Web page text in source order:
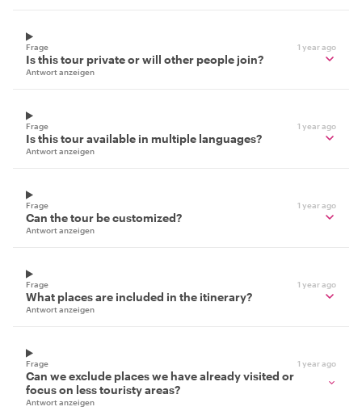
Frage 1 year ago
Is this tour private or will other people join?
Antwort anzeigen
Frage 1 year ago
Is this tour available in multiple languages?
Antwort anzeigen
Frage 1 year ago
Can the tour be customized?
Antwort anzeigen
Frage 1 year ago
What places are included in the itinerary?
Antwort anzeigen
Frage 1 year ago
Can we exclude places we have already visited or
focus on less touristy areas?
Antwort anzeigen